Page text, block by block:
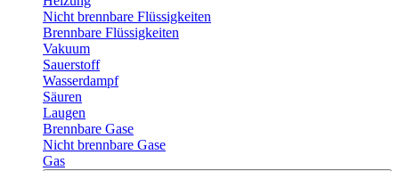
Nicht brennbare Flüssigkeiten
Brennbare Flüssigkeiten
Vakuum
Sauerstoff
Wasserdampf
Säuren
Laugen
Brennbare Gase
Nicht brennbare Gase
Gas